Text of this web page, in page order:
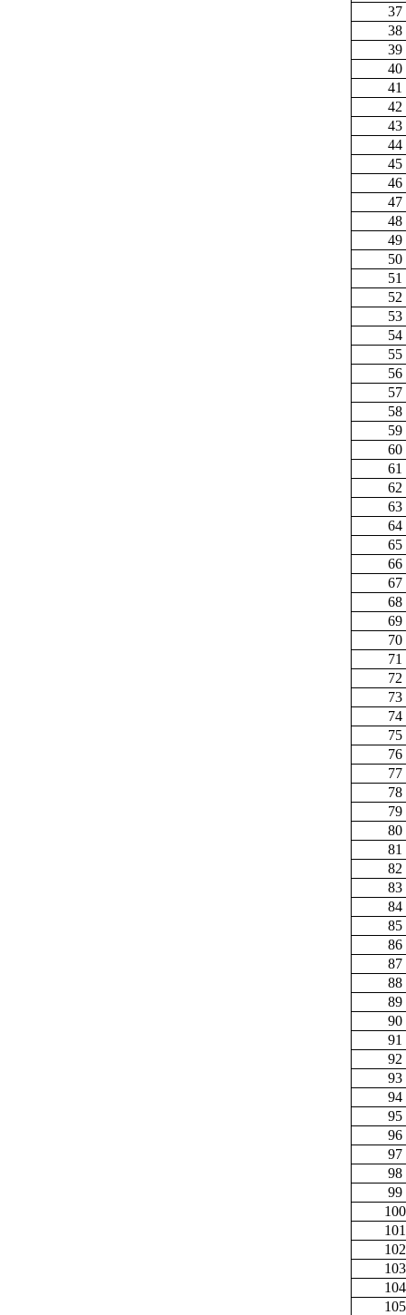
37
38
39
40
41
42
43
44
45
46
47
48
49
50
51
52
53
54
55
56
57
58
59
60
61
62
63
64
65
66
67
68
69
70
71
72
73
74
75
76
77
78
79
80
81
82
83
84
85
86
87
88
89
90
91
92
93
94
95
96
97
98
99
100
101
102
103
104
105